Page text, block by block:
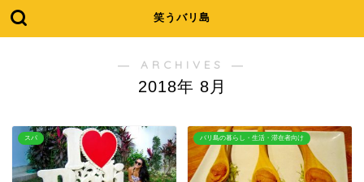
笑うバリ島
― ARCHIVES ―
2018年 8月
スパ バリ島の暮らし・生活・滞在者向け